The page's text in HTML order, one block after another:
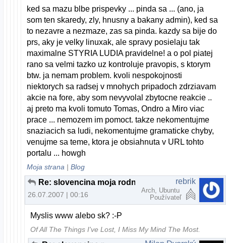
ked sa mazu blbe prispevky ... pinda sa ... (ano, ja
som ten skaredy, zly, hnusny a bakany admin), ked sa
to nezavre a nezmaze, zas sa pinda. kazdy sa bije do
prs, aky je velky linuxak, ale spravy posielaju tak
maximalne STYRIA LUDIA pravidelne! a o pol piatej
rano sa velmi tazko uz kontroluje pravopis, s ktorym
btw. ja nemam problem. kvoli nespokojnosti
niektorych sa radsej v mnohych pripadoch zdrziavam
akcie na fore, aby som nevyvolal zbytocne reakcie ..
aj preto ma kvoli tomuto Tomas, Ondro a Miro viac
prace ... nemozem im pomoct. takze nekomentujme
snaziacich sa ludi, nekomentujme gramaticke chyby,
venujme sa teme, ktora je obsiahnuta v URL tohto
portalu ... howgh
Moja strana |Blog
Re: slovencina moja rodna
26.07.2007 | 00:16
rebrik
Arch, Ubuntu
Používateľ
Myslis www alebo sk? :-P
Of All The Things I've Lost, I Miss My Mind The Most.